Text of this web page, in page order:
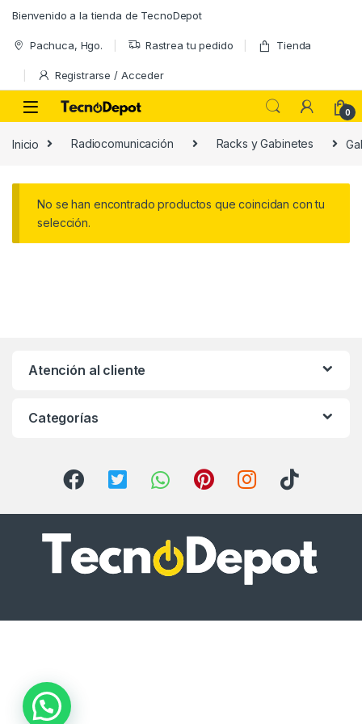
Bienvenido a la tienda de TecnoDepot
Pachuca, Hgo. Rastrea tu pedido Tienda
Registrarse / Acceder
0
Inicio Radiocomunicación Racks y Gabinetes
No se han encontrado productos que coincidan con tu
selección.
Atención al cliente
Categorías